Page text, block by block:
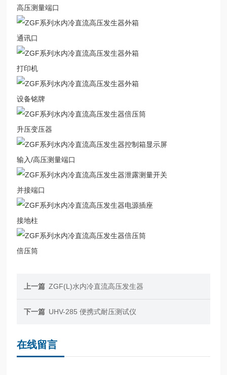
高压测量端口
通讯口
打印机
设备铭牌
升压变压器
输入/高压测量端口
并接端口
接地柱
倍压筒
上一篇 ZGF(L)水内冷直流高压发生器
下一篇 UHV-285 便携式耐压测试仪
在线留言